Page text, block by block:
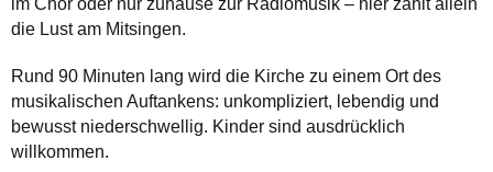
im Chor oder nur zuhause zur Radiomusik – hier zählt allein
die Lust am Mitsingen.
Rund 90 Minuten lang wird die Kirche zu einem Ort des
musikalischen Auftankens: unkompliziert, lebendig und
bewusst niederschwellig. Kinder sind ausdrücklich
willkommen.